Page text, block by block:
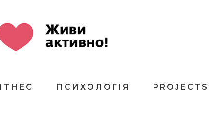
ПСИХОЛОГІЯ PROJECTS